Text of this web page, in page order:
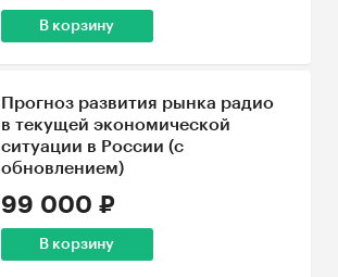
В корзину
Прогноз развития рынка радио
в текущей экономической
ситуации в России (с
обновлением)
99 000 ₽
В корзину